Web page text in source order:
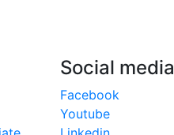
Social media
Facebook
Youtube